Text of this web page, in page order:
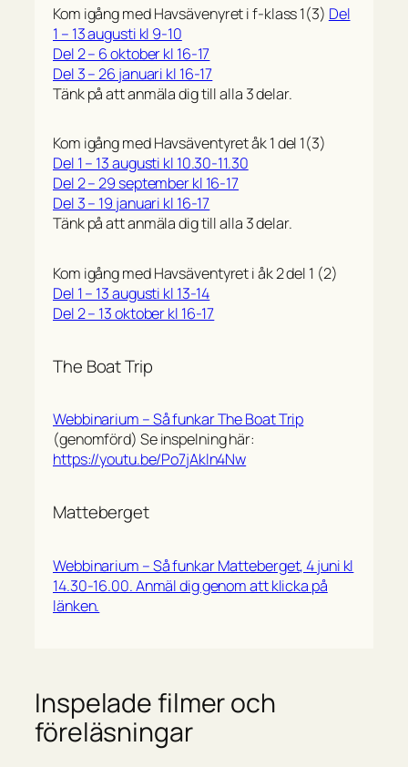
Kom igång med Havsävenyret i f-klass 1(3) Del
1 – 13 augusti kl 9-10
Del 2 – 6 oktober kl 16-17
Del 3 – 26 januari kl 16-17
Tänk på att anmäla dig till alla 3 delar.
Kom igång med Havsäventyret åk 1 del 1(3)
Del 1 – 13 augusti kl 10.30-11.30
Del 2 – 29 september kl 16-17
Del 3 – 19 januari kl 16-17
Tänk på att anmäla dig till alla 3 delar.
Kom igång med Havsäventyret i åk 2 del 1 (2)
Del 1 – 13 augusti kl 13-14
Del 2 – 13 oktober kl 16-17
The Boat Trip
Webbinarium – Så funkar The Boat Trip
(genomförd) Se inspelning här:
https://youtu.be/Po7jAkln4Nw
Matteberget
Webbinarium – Så funkar Matteberget, 4 juni kl
14.30-16.00. Anmäl dig genom att klicka på
länken.
Inspelade filmer och
föreläsningar